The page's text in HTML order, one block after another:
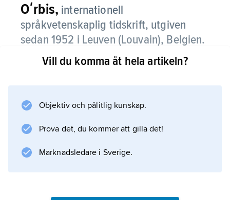
Oʹrbis, internationell
språkvetenskaplig tidskrift, utgiven
sedan 1952 i Leuven (Louvain), Belgien.
Information om artikeln
Vill du komma åt hela artikeln?
Objektiv och pålitlig kunskap.
Prova det, du kommer att gilla det!
Marknadsledare i Sverige.